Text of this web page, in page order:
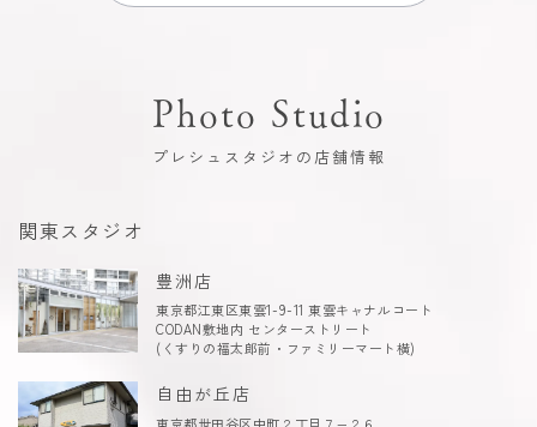
Photo Studio
プレシュスタジオの店舗情報
関東スタジオ
豊洲店
東京都江東区東雲1-9-11 東雲キャナルコート
CODAN敷地内 センターストリート
(くすりの福太郎前・ファミリーマート横)
自由が丘店